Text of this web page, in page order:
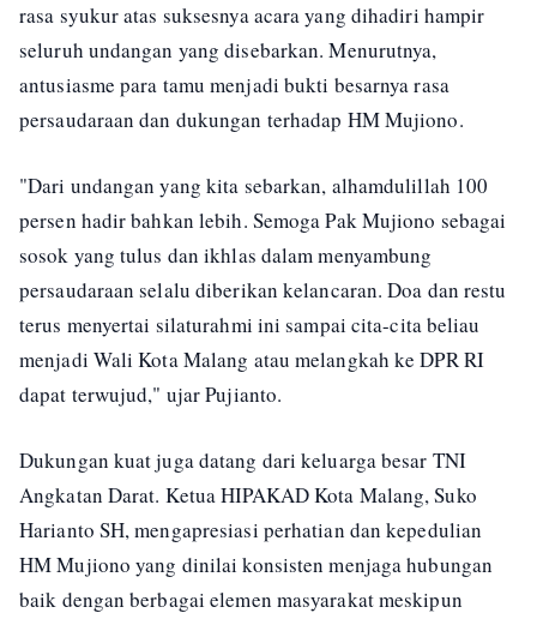
rasa syukur atas suksesnya acara yang dihadiri hampir
seluruh undangan yang disebarkan. Menurutnya,
antusiasme para tamu menjadi bukti besarnya rasa
persaudaraan dan dukungan terhadap HM Mujiono.
"Dari undangan yang kita sebarkan, alhamdulillah 100
persen hadir bahkan lebih. Semoga Pak Mujiono sebagai
sosok yang tulus dan ikhlas dalam menyambung
persaudaraan selalu diberikan kelancaran. Doa dan restu
terus menyertai silaturahmi ini sampai cita-cita beliau
menjadi Wali Kota Malang atau melangkah ke DPR RI
dapat terwujud," ujar Pujianto.
Dukungan kuat juga datang dari keluarga besar TNI
Angkatan Darat. Ketua HIPAKAD Kota Malang, Suko
Harianto SH, mengapresiasi perhatian dan kepedulian
HM Mujiono yang dinilai konsisten menjaga hubungan
baik dengan berbagai elemen masyarakat meskipun